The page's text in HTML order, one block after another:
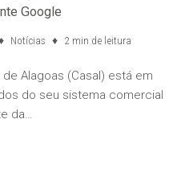
Google
Notícias 2 min de leitura
Alagoas (Casal) está em
do seu sistema comercial
da…